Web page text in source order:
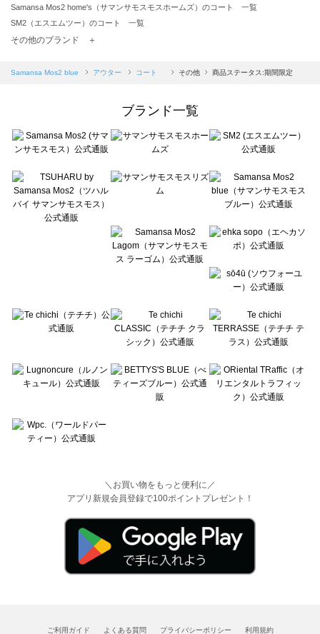
Samansa Mos2 home's（サマンサモスモスホームズ）のコート 一覧
SM2（エスエムツー）のコート 一覧
TSUHARU by Samansa Mos2（ツハルバイサマンサモスモス）のコート 一覧
Samansa Mos2 blue（サマンサモスモス ブルー）のコート 一覧
sō4ū（ソウフォーユー）のコート 一覧
Te chichi（テチチ）のコート 一覧
Te chichi CLASSIC（テチチ クラシック）のコート 一覧
Lugnoncure（ルノンキュール）のコート 一覧
BETTY'S BLUE（べティーズブルー）のコート 一覧
Wpc.（ワールドパーティー）のコート 一覧
その他のブランド ＋
Samansa Mos2 blue アウター コート その他 商品ステータス:期間限定
ブランド一覧
＼お買い物をもっと便利に／
アプリ新規会員登録で100ポイントプレゼント！
ご利用ガイド よくある質問 プライバシーポリシー 利用規約